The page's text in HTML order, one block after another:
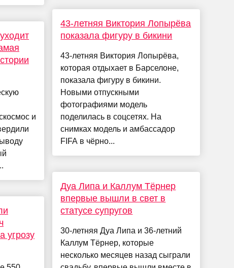
и
угрозу
43-летняя Виктория Лопырёва
показала фигуру в бикини
43-летняя Виктория Лопырёва,
которая отдыхает в Барселоне,
показала фигуру в бикини.
Новыми отпускными
фотографиями модель
поделилась в соцсетях. На
снимках модель и амбассадор
FIFA в чёрно...
Дуа Липа и Каллум Тёрнер
впервые вышли в свет в
статусе супругов
30-летняя Дуа Липа и 36-летний
Каллум Тёрнер, которые
несколько месяцев назад сыграли